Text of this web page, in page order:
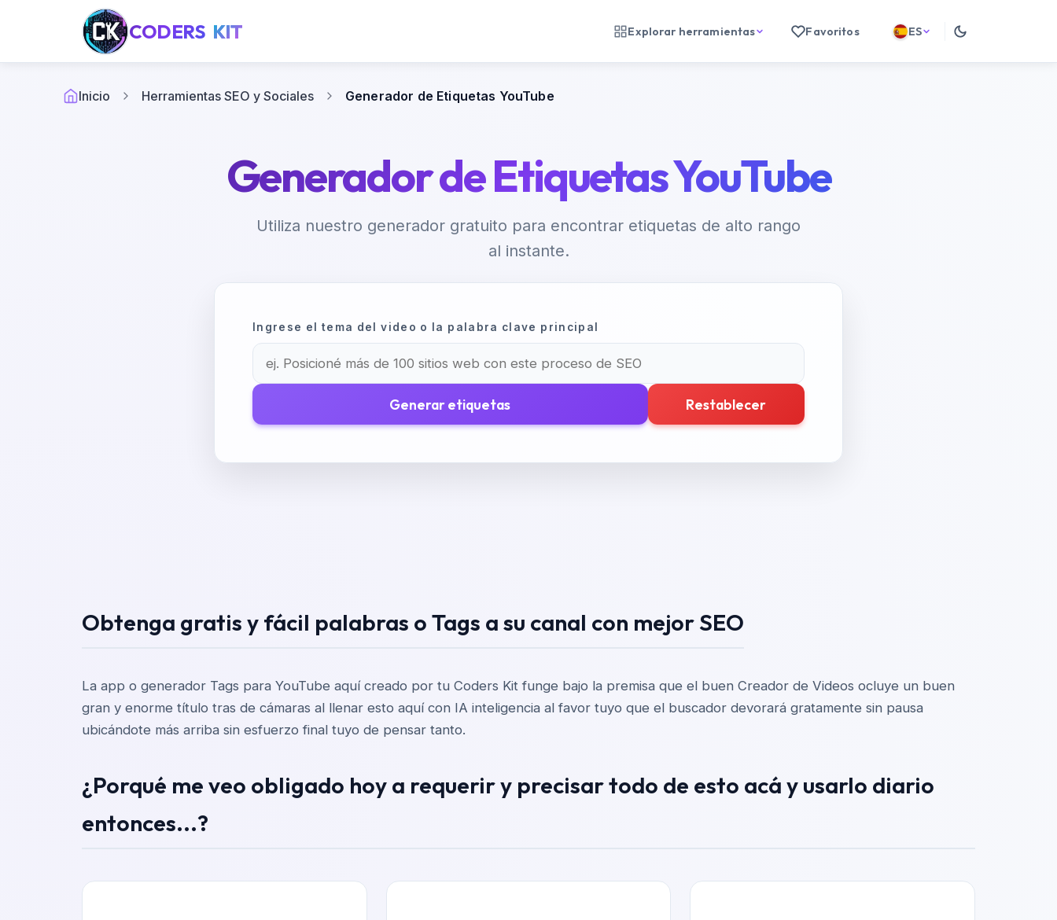
CODERS KIT Explorar herramientas Favoritos ES
Inicio Herramientas SEO y Sociales Generador de Etiquetas YouTube
Generador de Etiquetas YouTube
Utiliza nuestro generador gratuito para encontrar etiquetas de alto rango
al instante.
Ingrese el tema del video o la palabra clave principal
Generar etiquetas Restablecer
Obtenga gratis y fácil palabras o Tags a su canal con mejor SEO
La app o generador Tags para YouTube aquí creado por tu Coders Kit funge bajo la premisa que el buen Creador de Videos ocluye un buen
gran y enorme título tras de cámaras al llenar esto aquí con IA inteligencia al favor tuyo que el buscador devorará gratamente sin pausa
ubicándote más arriba sin esfuerzo final tuyo de pensar tanto.
¿Porqué me veo obligado hoy a requerir y precisar todo de esto acá y usarlo diario
entonces...?